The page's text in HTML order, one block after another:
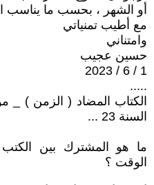
أو الشهر ، بحسب ما يناسب
مع أطيب تمنياتي
وامتناني
حسين عجيب
1 / 6 / 2023
.....
الكتاب المضاد ( الزمن ) _
السنة 23 ...
ما هو المشترك بين
الوقت ؟